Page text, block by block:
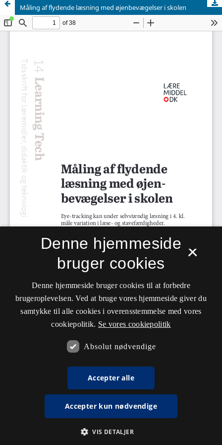
Måling af flydende læsning med øjenbevægelser i skolen
×
Denne hjemmeside
bruger cookies
Denne hjemmeside bruger cookies til at forbedre
brugeroplevelsen. Ved at bruge vores hjemmeside giver du
samtykke til alle cookies i overensstemmelse med vores
cookiepolitik. Se vores cookiepolitik
Absolut nødvendige
Accepter alle
Accepter kun nødvendige
VIS DETALJER